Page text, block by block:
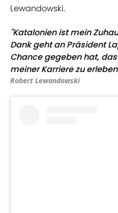
Lewandowski.
"Katalonien ist mein
Dank geht an Präsident
Chance gegeben hat,
meiner Karriere zu
Robert Lewandowski